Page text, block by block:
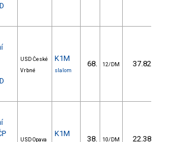
USD České
Vrbné
K1M
slalom
68. 12/DM 37.82
USD Opava
K1M
38. 10/DM 22.38